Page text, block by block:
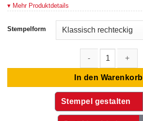
▾ Mehr Produktdetails
Stempelform
Holzstempel 120x90 mm Menge
In den Warenkorb
Stempel gestalten